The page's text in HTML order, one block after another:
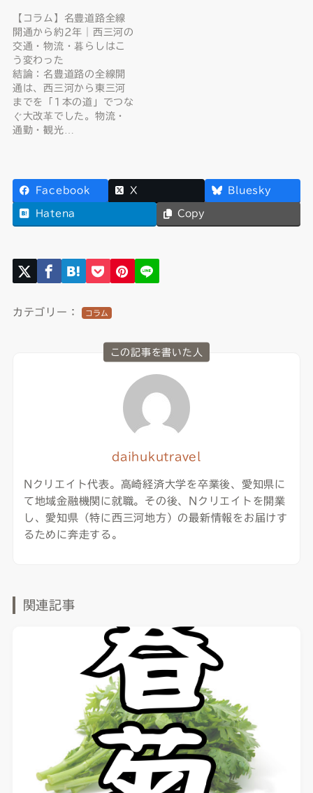
【コラム】名豊道路全線
開通から約2年｜西三河の
交通・物流・暮らしはこ
う変わった
結論：名豊道路の全線開
通は、西三河から東三河
までを「1本の道」でつな
ぐ大改革でした。物流・
通勤・観光…
Facebook X Bluesky
Hatena Copy
カテゴリー： コラム
この記事を書いた人
daihukutravel
Nクリエイト代表。高崎経済大学を卒業後、愛知県に
て地域金融機関に就職。その後、Nクリエイトを開業
し、愛知県（特に西三河地方）の最新情報をお届けす
るために奔走する。
関連記事